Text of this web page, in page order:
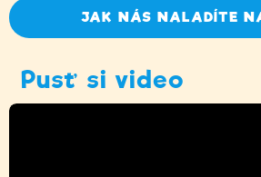
JAK NÁS NALADÍTE
Pusť si video